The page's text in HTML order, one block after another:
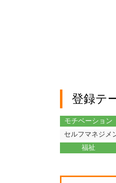
登録テ
モチベーション
セルフマネジメ
福祉